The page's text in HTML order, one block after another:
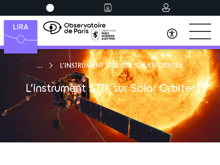
L’INSTRUMENT STIX SUR SOLAR ORBITER
L’instrument STIX sur Solar Orbiter